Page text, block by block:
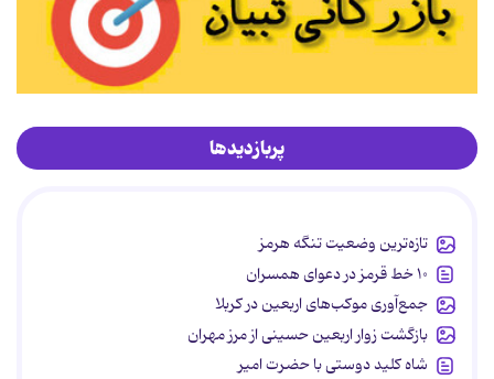
پربازدیدها
تازه‌ترین وضعیت تنگه هرمز
۱۰ خط قرمز در دعوای همسران
جمع‌آوری موکب‌های اربعین در کربلا
بازگشت زوار اربعین حسینی از مرز مهران
شاه کلید دوستی با حضرت امیر